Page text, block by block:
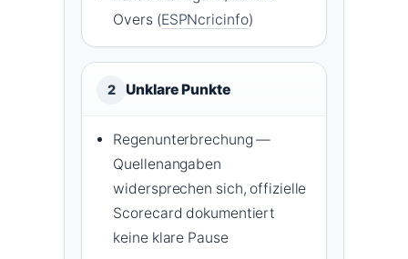
Overs (ESPNcricinfo)
2 Unklare Punkte
Regenunterbrechung —
Quellenangaben
widersprechen sich, offizielle
Scorecard dokumentiert
keine klare Pause